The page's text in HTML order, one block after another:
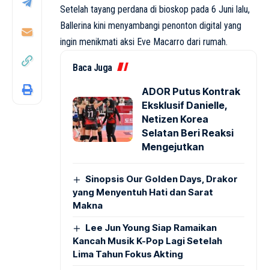
Setelah tayang perdana di bioskop pada 6 Juni lalu,
Ballerina kini menyambangi penonton digital yang
ingin menikmati aksi Eve Macarro dari rumah.
Baca Juga
ADOR Putus Kontrak
Eksklusif Danielle,
Netizen Korea
Selatan Beri Reaksi
Mengejutkan
Sinopsis Our Golden Days, Drakor
yang Menyentuh Hati dan Sarat
Makna
Lee Jun Young Siap Ramaikan
Kancah Musik K-Pop Lagi Setelah
Lima Tahun Fokus Akting